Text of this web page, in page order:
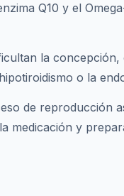
Q10 y el
la concepción,
o la
de reproducción
medicación y